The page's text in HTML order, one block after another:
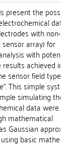
present the
with non-
array) for
with
achieved in
sensor field type
This simple
simulating the
data were
mathematical
Gaussian
basic